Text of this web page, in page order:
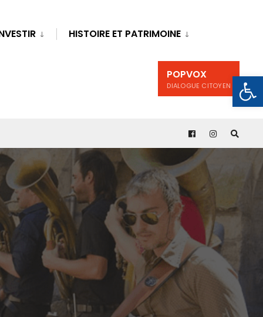
HISTOIRE ET PATRIMOINE
POPVOX
DIALOGUE CITOYEN